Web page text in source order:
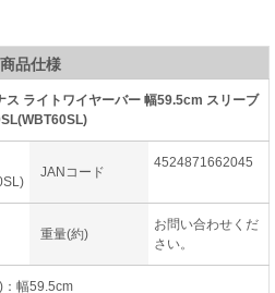
商品仕様
ス ライトワイヤーバー 幅59.5cm スリーブ
JANコード
4524871662045
重量(約)
お問い合わせくだ
さい。
幅59.5cm